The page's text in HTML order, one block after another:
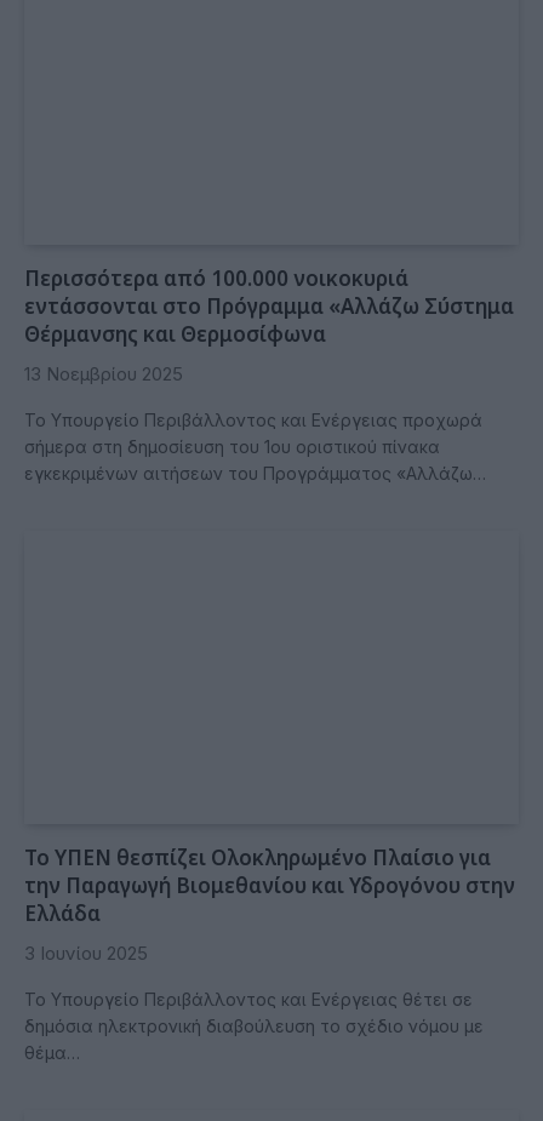
Περισσότερα από 100.000 νοικοκυριά
εντάσσονται στο Πρόγραμμα «Αλλάζω Σύστημα
Θέρμανσης και Θερμοσίφωνα
13 Νοεμβρίου 2025
Το Υπουργείο Περιβάλλοντος και Ενέργειας προχωρά
σήμερα στη δημοσίευση του 1ου οριστικού πίνακα
εγκεκριμένων αιτήσεων του Προγράμματος «Αλλάζω…
Το ΥΠΕΝ θεσπίζει Ολοκληρωμένο Πλαίσιο για
την Παραγωγή Βιομεθανίου και Υδρογόνου στην
Ελλάδα
3 Ιουνίου 2025
Το Υπουργείο Περιβάλλοντος και Ενέργειας θέτει σε
δημόσια ηλεκτρονική διαβούλευση το σχέδιο νόμου με
θέμα…